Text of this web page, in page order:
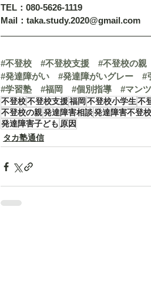
TEL：080-5626-1119
Mail：taka.study.2020@gmail.com
#不登校 #不登校支援 #不登校の親
#発達障がい
#発達障がいグレー #
#学習塾
#福岡 #個別指導 #マン
不登校不登校支援福岡 不登校小学生不
不登校の親発達障害相談発達障害不登校
発達障害子ども 原因
タカ塾通信